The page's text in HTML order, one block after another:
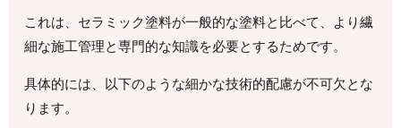
これは、セラミック塗料が一般的な塗料と比べて、より繊
細な施工管理と専門的な知識を必要とするためです。
具体的には、以下のような細かな技術的配慮が不可欠とな
ります。